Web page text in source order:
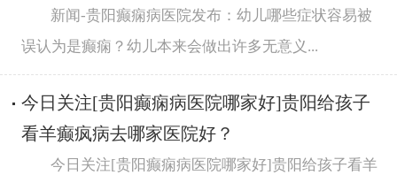
新闻-贵阳癫痫病医院发布：幼儿哪些症状容易被
误认为是癫痫？幼儿本来会做出许多无意义...
今日关注[贵阳癫痫病医院哪家好]贵阳给孩子
看羊癫疯病去哪家医院好？
今日关注[贵阳癫痫病医院哪家好]贵阳给孩子看羊